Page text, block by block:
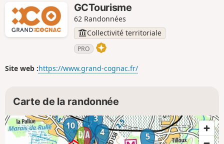
GCTourisme
62 Randonnées
Collectivité territoriale
PRO
Site web :https://www.grand-cognac.fr/
Carte de la randonnée
1
23
4
5
10